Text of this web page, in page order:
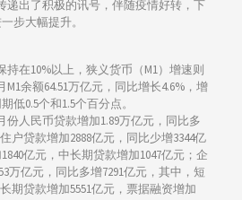
递出了积极的讯号，伴随疫情好转，下
步大幅提升。
在10%以上，狭义货币（M1）增速则
余额64.51万亿元，同比增长4.6%，增
低0.5个和1.5个百分点。
份人民币贷款增加1.89万亿元，同比多
户贷款增加2888亿元，同比少增3344亿
亿元，中长期贷款增加1047亿元；企
万亿元，同比多增7291亿元，其中，短
期贷款增加5551亿元，票据融资增加